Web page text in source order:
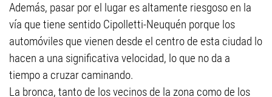
Además, pasar por el lugar es altamente riesgoso en la
vía que tiene sentido Cipolletti-Neuquén porque los
automóviles que vienen desde el centro de esta ciudad lo
hacen a una significativa velocidad, lo que no da a
tiempo a cruzar caminando.
La bronca, tanto de los vecinos de la zona como de los